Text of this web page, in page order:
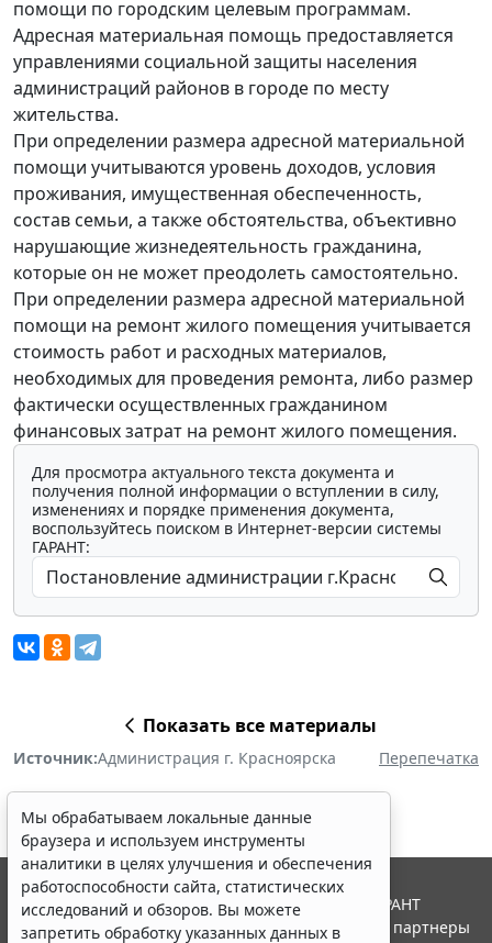
помощи по городским целевым программам.
Адресная материальная помощь предоставляется
управлениями социальной защиты населения
администраций районов в городе по месту
жительства.
При определении размера адресной материальной
помощи учитываются уровень доходов, условия
проживания, имущественная обеспеченность,
состав семьи, а также обстоятельства, объективно
нарушающие жизнедеятельность гражданина,
которые он не может преодолеть самостоятельно.
При определении размера адресной материальной
помощи на ремонт жилого помещения учитывается
стоимость работ и расходных материалов,
необходимых для проведения ремонта, либо размер
фактически осуществленных гражданином
финансовых затрат на ремонт жилого помещения.
Для просмотра актуального текста документа и
получения полной информации о вступлении в силу,
изменениях и порядке применения документа,
воспользуйтесь поиском в Интернет-версии системы
ГАРАНТ:
Показать все материалы
Источник:Администрация г. Красноярска Перепечатка
Мы обрабатываем локальные данные
браузера и используем инструменты
аналитики в целях улучшения и обеспечения
работоспособности сайта, статистических
исследований и обзоров. Вы можете
запретить обработку указанных данных в
© ООО "НПП "ГАРАНТ-СЕРВИС", 2026. Система ГАРАНТ
выпускается с 1990 года. Компания "Гарант" и ее партнеры